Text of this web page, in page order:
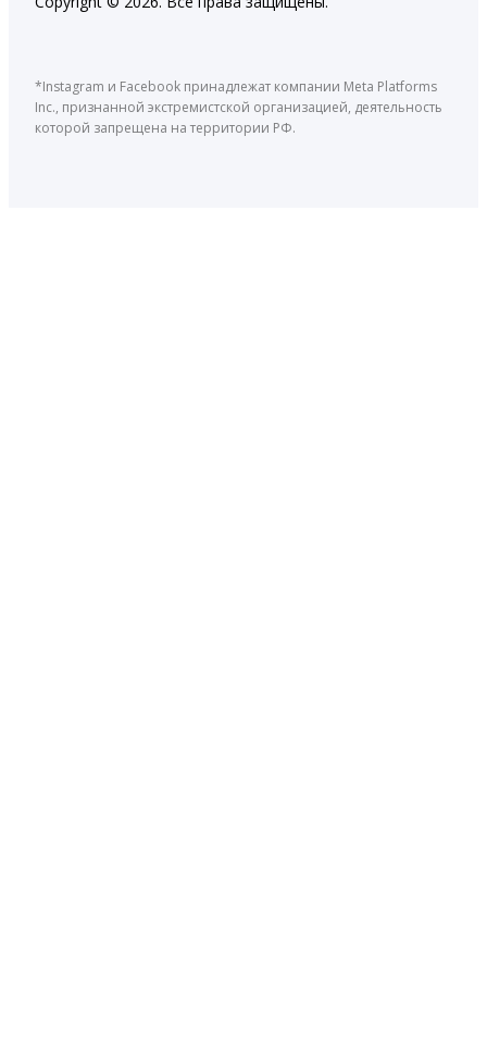
*Instagram и Facebook принадлежат компании Meta Platforms
Inc., признанной экстремистской организацией, деятельность
которой запрещена на территории РФ.